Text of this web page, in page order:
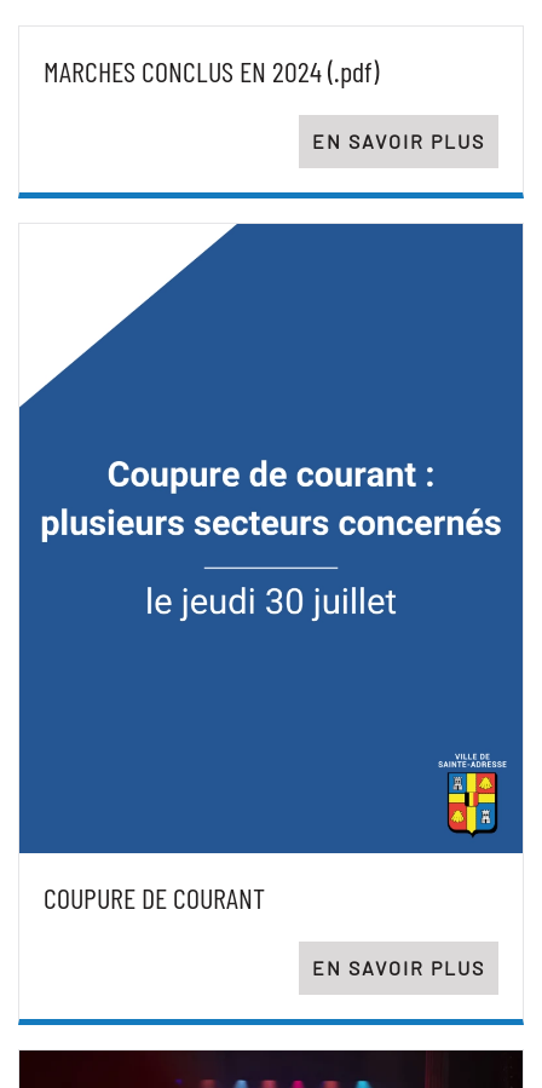
MARCHES CONCLUS EN 2024 (.pdf)
EN SAVOIR PLUS
COUPURE DE COURANT
EN SAVOIR PLUS